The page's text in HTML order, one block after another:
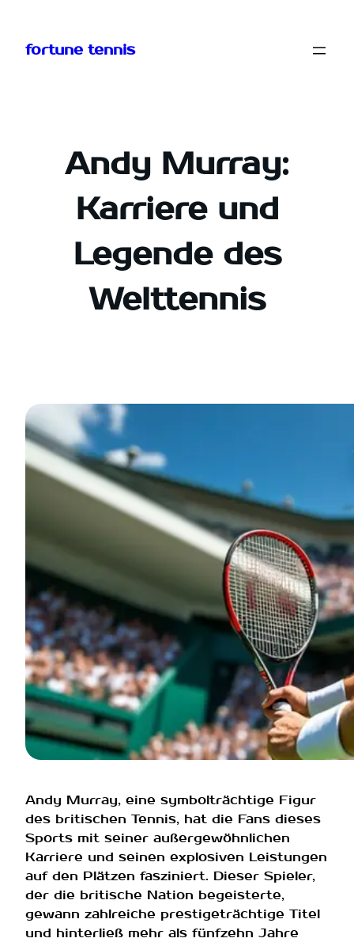
springen
fortune tennis
Andy Murray:
Karriere und
Legende des
Welttennis
Andy Murray, eine symbolträchtige Figur
des britischen Tennis, hat die Fans dieses
Sports mit seiner außergewöhnlichen
Karriere und seinen explosiven Leistungen
auf den Plätzen fasziniert. Dieser Spieler,
der die britische Nation begeisterte,
gewann zahlreiche prestigeträchtige Titel
und hinterließ mehr als fünfzehn Jahre